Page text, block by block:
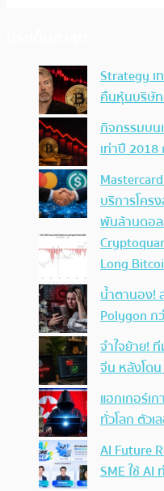
Strategy เ
คืนหุ้นบริษัท
กิจกรรมบน
เท่าปี
บริการโคร
พันล้านดอ
Long
น้ำตานอง!
Polygon ก
จำใจย้าย!
จีน หลังโดน
แฮกเกอร์เ
ทั่วโลก ตัวเ
AI Future
SME ใช้